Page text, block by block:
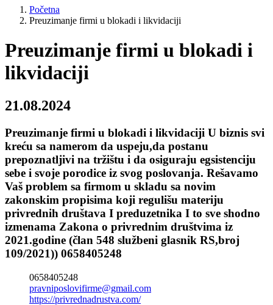
Početna
Preuzimanje firmi u blokadi i likvidaciji
Preuzimanje firmi u blokadi i
likvidaciji
21.08.2024
Preuzimanje firmi u blokadi i likvidaciji U biznis svi
kreću sa namerom da uspeju,da postanu
prepoznatljivi na tržištu i da osiguraju egsistenciju
sebe i svoje porodice iz svog poslovanja. Rešavamo
Vaš problem sa firmom u skladu sa novim
zakonskim propisima koji regulišu materiju
privrednih društava I preduzetnika I to sve shodno
izmenama Zakona o privrednim društvima iz
2021.godine (član 548 službeni glasnik RS,broj
109/2021)) 0658405248
0658405248
pravniposlovifirme@gmail.com
https://privrednadrustva.com/